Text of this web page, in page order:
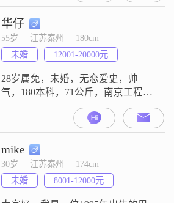
格方面，我是一个注重安全感的
人，这也让我在与人相处时更倾向
于建立稳定##3001##可靠的关系
##3002##同时，我也是一个信任包
容的人，我觉得在相处中，彼此的
信任
华仔
55岁  |  江苏泰州  |  180cm
未婚
12001-20000元
28岁属免，未婚，无恋爱史，帅
气，180本科，71公斤，南京工程学
院本科毕业后在浙江做过电商，今
年回老家泰州再次创业，本人感情
专一，理科男，顾家，事业心强，
会烧菜##3002##海陵区有房，有车
全无货，原生家庭，有个姐已成
家，父母做船厂生意，希望能在贵
平台找到合适的对象！希望一年内
结婚！找属羊和马和蛇的女孩，龙
mike
30岁  |  江苏泰州  |  174cm
未婚
8001-12000元